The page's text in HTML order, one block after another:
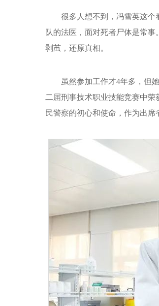
很多人想不到，冯雪英这
队的法医，面对死者尸体是常
剥茧，还原真相。
虽然参加工作才4年多，但
二届刑事技术职业技能竞赛中
民警察的初心和使命，作为出席